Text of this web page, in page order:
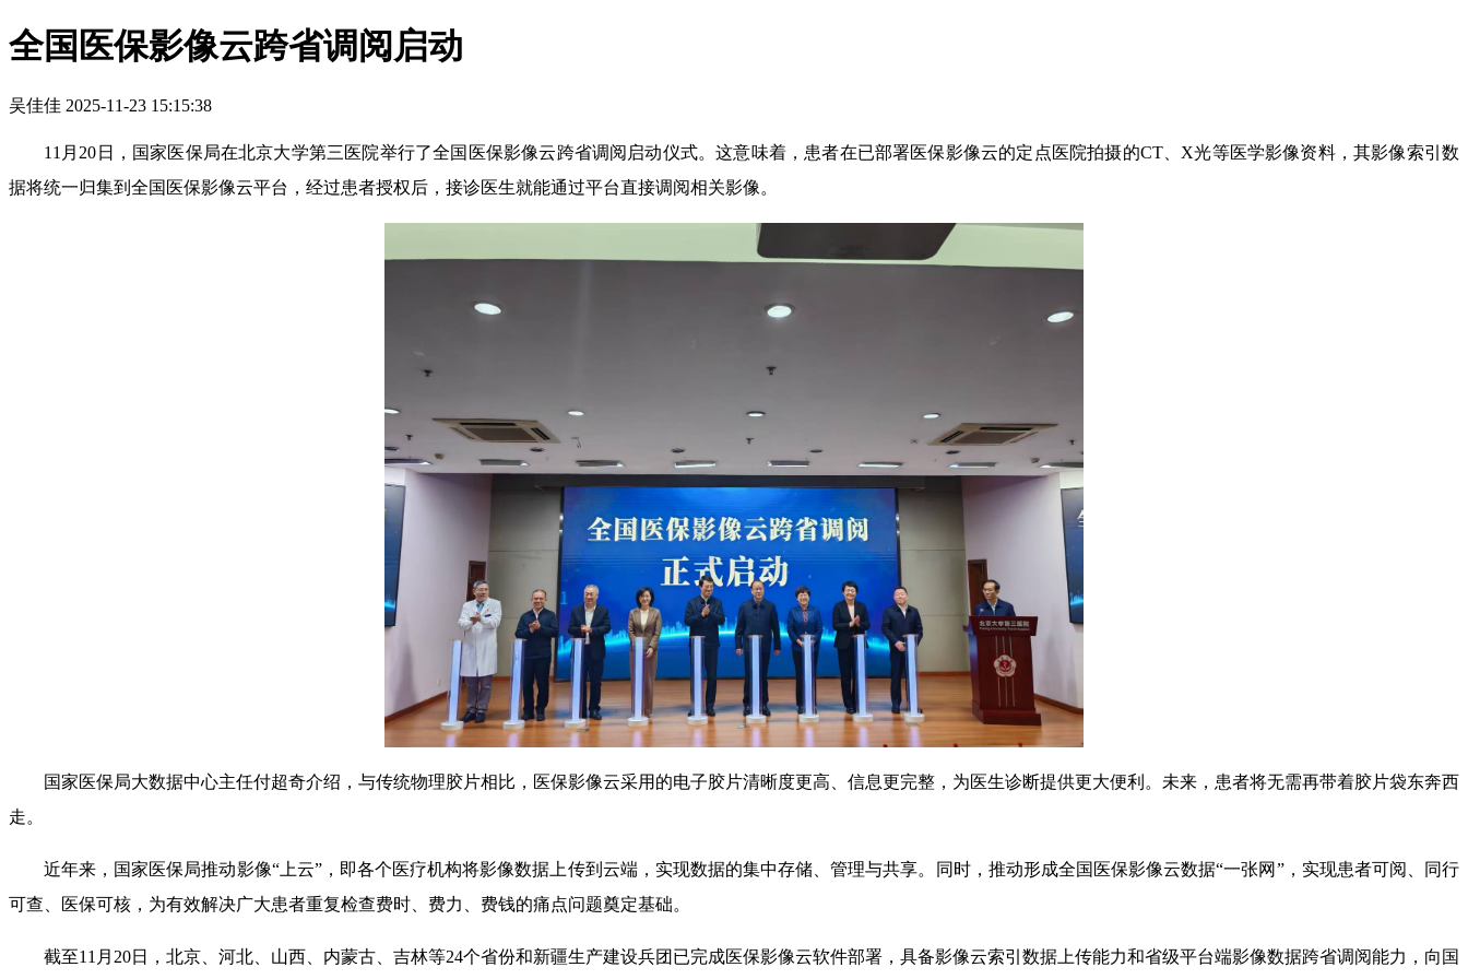
全国医保影像云跨省调阅启动
吴佳佳 2025-11-23 15:15:38
11月20日，国家医保局在北京大学第三医院举行了全国医保影像云跨省调阅启动仪式。这意味着，患者在已部署医保影像云的定点医院拍摄的CT、X光等医学影像资料，其影像索引数
据将统一归集到全国医保影像云平台，经过患者授权后，接诊医生就能通过平台直接调阅相关影像。
国家医保局大数据中心主任付超奇介绍，与传统物理胶片相比，医保影像云采用的电子胶片清晰度更高、信息更完整，为医生诊断提供更大便利。未来，患者将无需再带着胶片袋东奔西
走。
近年来，国家医保局推动影像“上云”，即各个医疗机构将影像数据上传到云端，实现数据的集中存储、管理与共享。同时，推动形成全国医保影像云数据“一张网”，实现患者可阅、同行
可查、医保可核，为有效解决广大患者重复检查费时、费力、费钱的痛点问题奠定基础。
截至11月20日，北京、河北、山西、内蒙古、吉林等24个省份和新疆生产建设兵团已完成医保影像云软件部署，具备影像云索引数据上传能力和省级平台端影像数据跨省调阅能力，向国